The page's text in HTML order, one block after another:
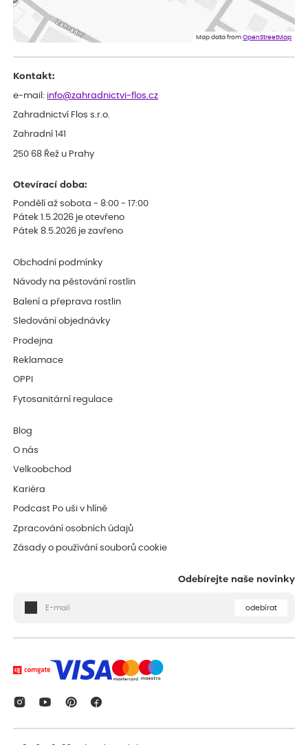
Doporučuji :). Spokojenost, stromky v pěkném stavu. Jediné, co
my chybělo, bylo komunikování nedostupného zboží před
Map data fromOpenStreetMap
Kontakt:
e-mail: info@zahradnictvi-flos.cz
Zahradnictví Flos s.r.o.
Zahradní 141
250 68 Řež u Prahy
Otevírací doba:
Pondělí až sobota - 8:00 - 17:00
Pátek 1.5.2026 je otevřeno
Pátek 8.5.2026 je zavřeno
Obchodní podmínky
Návody na pěstování rostlin
Balení a přeprava rostlin
Sledování objednávky
Prodejna
Reklamace
OPPI
Fytosanitární regulace
Blog
O nás
Velkoobchod
Kariéra
Podcast Po uši v hlíně
Zpracování osobních údajů
Zásady o používání souborů cookie
Odebírejte naše novinky
odebírat